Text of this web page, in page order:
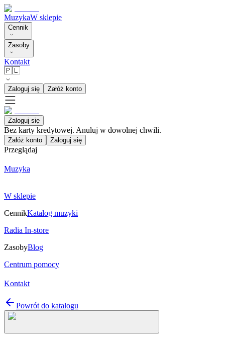
MuzykaW sklepie
Cennik
Zasoby
Kontakt
🇵🇱
Zaloguj się Załóż konto
Zaloguj się
Bez karty kredytowej. Anuluj w dowolnej chwili.
Załóż konto Zaloguj się
Przeglądaj
Muzyka
W sklepie
CennikKatalog muzyki
Radia In-store
ZasobyBlog
Centrum pomocy
Kontakt
Powrót do katalogu